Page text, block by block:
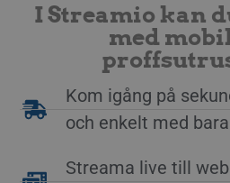
I Streamio kan
med
Kom igång på
och enkelt med
Streama live till